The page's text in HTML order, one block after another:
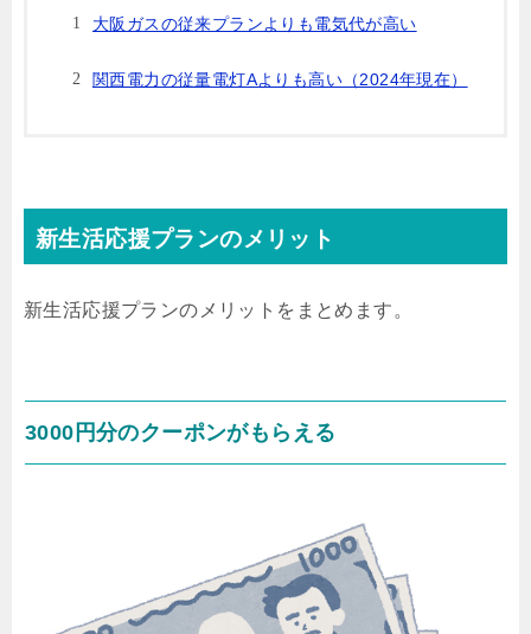
大阪ガスの従来プランよりも電気代が高い
関西電力の従量電灯Aよりも高い（2024年現在）
新生活応援プランのメリット
新生活応援プランのメリットをまとめます。
3000円分のクーポンがもらえる